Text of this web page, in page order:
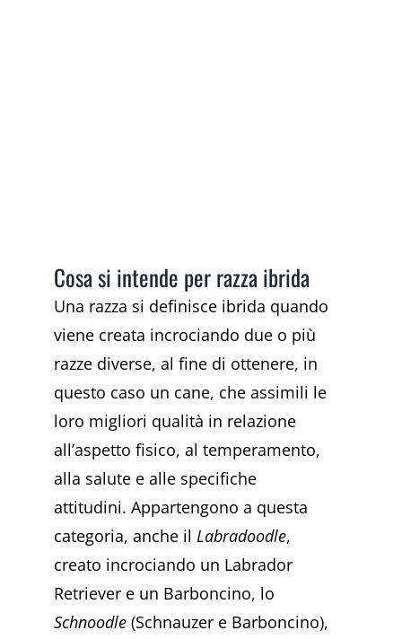
Cosa si intende per razza ibrida
Una razza si definisce ibrida quando
viene creata incrociando due o più
razze diverse, al fine di ottenere, in
questo caso un cane, che assimili le
loro migliori qualità in relazione
all’aspetto fisico, al temperamento,
alla salute e alle specifiche
attitudini. Appartengono a questa
categoria, anche il Labradoodle,
creato incrociando un Labrador
Retriever e un Barboncino, lo
Schnoodle (Schnauzer e Barboncino),